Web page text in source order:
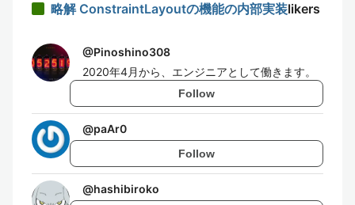
略解 ConstraintLayoutの機能の内部実装likers
@Pinoshino308
2020年4月から、エンジニアとして働きます。
Follow
@paAr0
Follow
@hashibiroko